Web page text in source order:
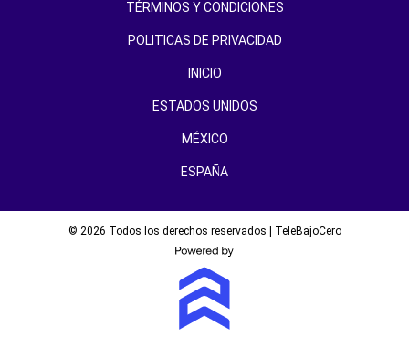
TÉRMINOS Y CONDICIONES
POLITICAS DE PRIVACIDAD
INICIO
ESTADOS UNIDOS
MÉXICO
ESPAÑA
© 2026 Todos los derechos reservados | TeleBajoCero